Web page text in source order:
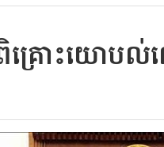
ាពិគ្រោះយោ